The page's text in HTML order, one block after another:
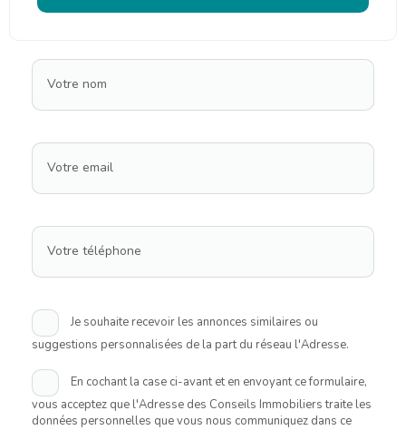
Votre nom
Votre email
Votre téléphone
Je souhaite recevoir les annonces similaires ou
suggestions personnalisées de la part du réseau l'Adresse.
En cochant la case ci-avant et en envoyant ce formulaire,
vous acceptez que l'Adresse des Conseils Immobiliers traite les
données personnelles que vous nous communiquez dans ce